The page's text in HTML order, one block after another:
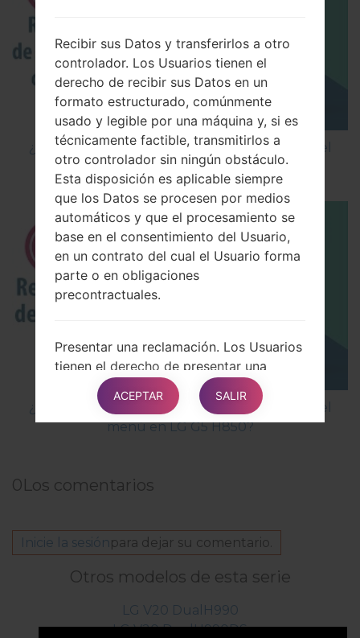
¿Cómo restablecer datos de fábrica a través del
código en LG Cookie Smart T375?
¿Cómo restablecer datos de fábrica a través del
menú en LG G5 H850?
0Los comentarios
Inicie la sesiónpara dejar su comentario.
Otros modelos de esta serie
LG V20 DualH990
LG V20 DualH990DS
Recibir sus Datos y transferirlos a otro
controlador. Los Usuarios tienen el
derecho de recibir sus Datos en un
formato estructurado, comúnmente
usado y legible por una máquina y, si es
técnicamente factible, transmitirlos a
otro controlador sin ningún obstáculo.
Esta disposición es aplicable siempre
que los Datos se procesen por medios
automáticos y que el procesamiento se
base en el consentimiento del Usuario,
en un contrato del cual el Usuario forma
parte o en obligaciones
precontractuales.
Presentar una reclamación. Los Usuarios
tienen el derecho de presentar una
reclamación ante su autoridad de
protección de datos competente.
procesamiento
Cuando los Datos Personales se
ejercicio de una autoridad oficial
conferida al Propietario o para los
propósitos de los intereses legítimos
Usuarios pueden oponerse al dicho
procesamiento al proporcionar un
ACEPTAR SALIR